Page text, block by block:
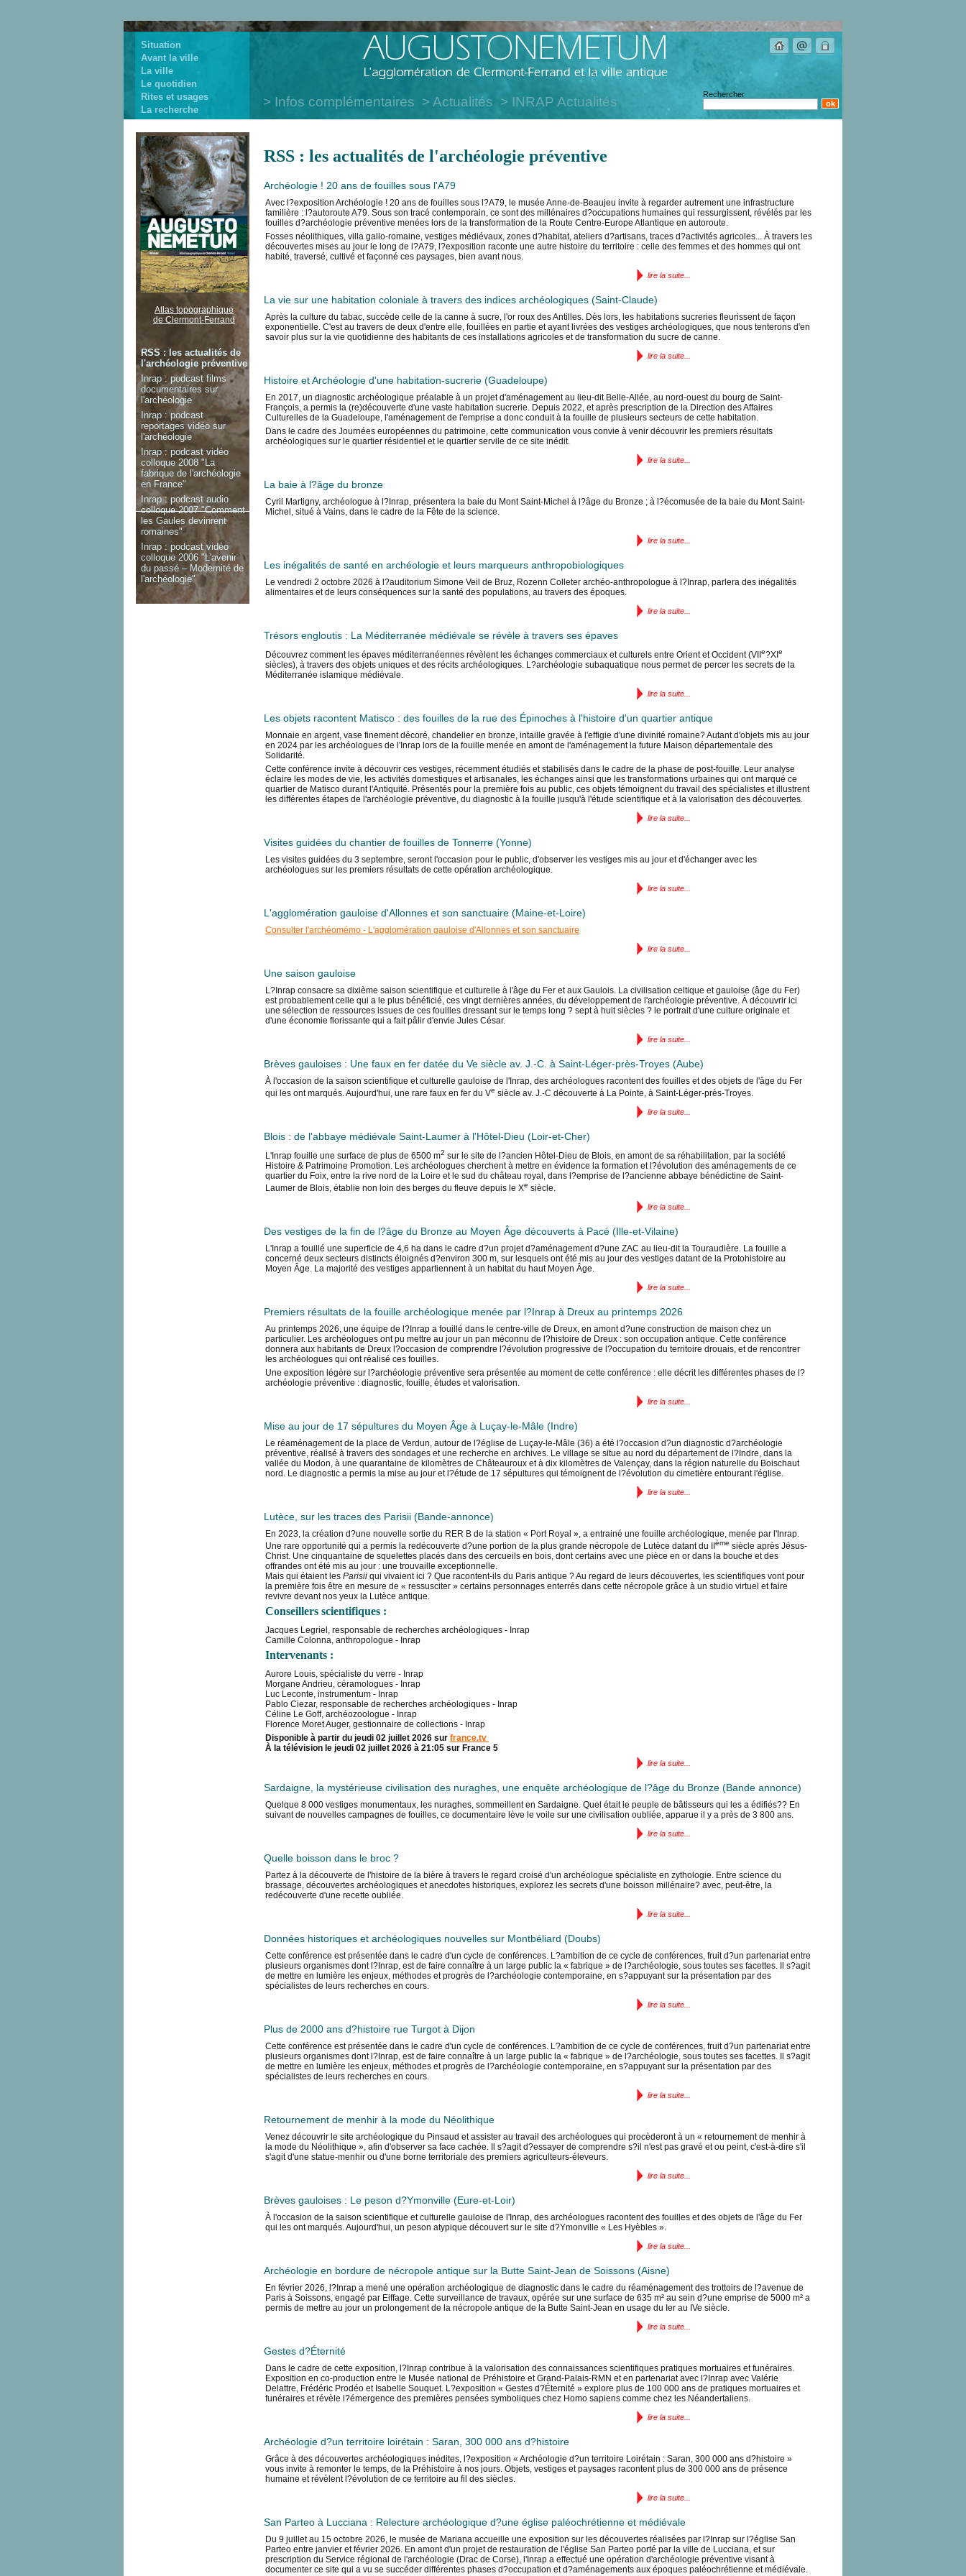
Situation
Avant la ville
La ville
Le quotidien
Rites et usages
La recherche
Rechercher
Infos complémentaires Actualités INRAP Actualités
RSS : les actualités de l'archéologie préventive
Archéologie ! 20 ans de fouilles sous l'A79
Avec l?exposition Archéologie ! 20 ans de fouilles sous l?A79, le musée Anne-de-Beaujeu invite à regarder autrement une infrastructure
familière : l?autoroute A79. Sous son tracé contemporain, ce sont des millénaires d?occupations humaines qui ressurgissent, révélés par les
fouilles d?archéologie préventive menées lors de la transformation de la Route Centre-Europe Atlantique en autoroute.
Fosses néolithiques, villa gallo-romaine, vestiges médiévaux, zones d?habitat, ateliers d?artisans, traces d?activités agricoles... À travers les
découvertes mises au jour le long de l?A79, l?exposition raconte une autre histoire du territoire : celle des femmes et des hommes qui ont
habité, traversé, cultivé et façonné ces paysages, bien avant nous.
lire la suite...
La vie sur une habitation coloniale à travers des indices archéologiques (Saint-Claude)
Après la culture du tabac, succède celle de la canne à sucre, l'or roux des Antilles. Dès lors, les habitations sucreries fleurissent de façon
exponentielle. C'est au travers de deux d'entre elle, fouillées en partie et ayant livrées des vestiges archéologiques, que nous tenterons d'en
savoir plus sur la vie quotidienne des habitants de ces installations agricoles et de transformation du sucre de canne.
lire la suite...
Histoire et Archéologie d'une habitation-sucrerie (Guadeloupe)
En 2017, un diagnostic archéologique préalable à un projet d'aménagement au lieu-dit Belle-Allée, au nord-ouest du bourg de Saint-
François, a permis la (re)découverte d'une vaste habitation sucrerie. Depuis 2022, et après prescription de la Direction des Affaires
Culturelles de la Guadeloupe, l'aménagement de l'emprise a donc conduit à la fouille de plusieurs secteurs de cette habitation.
Dans le cadre des Journées européennes du patrimoine, cette communication vous convie à venir découvrir les premiers résultats
archéologiques sur le quartier résidentiel et le quartier servile de ce site inédit.
lire la suite...
La baie à l?âge du bronze
Cyril Martigny, archéologue à l?Inrap, présentera la baie du Mont Saint-Michel à l?âge du Bronze ; à l?écomusée de la baie du Mont Saint-
Michel, situé à Vains, dans le cadre de la Fête de la science.
lire la suite...
Les inégalités de santé en archéologie et leurs marqueurs anthropobiologiques
Le vendredi 2 octobre 2026 à l?auditorium Simone Veil de Bruz, Rozenn Colleter archéo-anthropologue à l?Inrap, parlera des inégalités
alimentaires et de leurs conséquences sur la santé des populations, au travers des époques.
lire la suite...
Trésors engloutis : La Méditerranée médiévale se révèle à travers ses épaves
Découvrez comment les épaves méditerranéennes révèlent les échanges commerciaux et culturels entre Orient et Occident (VII e?XI e
siècles), à travers des objets uniques et des récits archéologiques. L?archéologie subaquatique nous permet de percer les secrets de la
Méditerranée islamique médiévale.
lire la suite...
Les objets racontent Matisco : des fouilles de la rue des Épinoches à l'histoire d'un quartier antique
Monnaie en argent, vase finement décoré, chandelier en bronze, intaille gravée à l'effigie d'une divinité romaine? Autant d'objets mis au jour
en 2024 par les archéologues de l'Inrap lors de la fouille menée en amont de l'aménagement la future Maison départementale des
Solidarité.
Cette conférence invite à découvrir ces vestiges, récemment étudiés et stabilisés dans le cadre de la phase de post-fouille. Leur analyse
éclaire les modes de vie, les activités domestiques et artisanales, les échanges ainsi que les transformations urbaines qui ont marqué ce
quartier de Matisco durant l'Antiquité. Présentés pour la première fois au public, ces objets témoignent du travail des spécialistes et illustrent
les différentes étapes de l'archéologie préventive, du diagnostic à la fouille jusqu'à l'étude scientifique et à la valorisation des découvertes.
lire la suite...
Visites guidées du chantier de fouilles de Tonnerre (Yonne)
Les visites guidées du 3 septembre, seront l'occasion pour le public, d'observer les vestiges mis au jour et d'échanger avec les
archéologues sur les premiers résultats de cette opération archéologique.
lire la suite...
L'agglomération gauloise d'Allonnes et son sanctuaire (Maine-et-Loire)
Consulter l'archéomémo - L'agglomération gauloise d'Allonnes et son sanctuaire
lire la suite...
Une saison gauloise
L?Inrap consacre sa dixième saison scientifique et culturelle à l'âge du Fer et aux Gaulois. La civilisation celtique et gauloise (âge du Fer)
est probablement celle qui a le plus bénéficié, ces vingt dernières années, du développement de l'archéologie préventive. À découvrir ici
une sélection de ressources issues de ces fouilles dressant sur le temps long ? sept à huit siècles ? le portrait d'une culture originale et
d'une économie florissante qui a fait pâlir d'envie Jules César.
lire la suite...
Brèves gauloises : Une faux en fer datée du Ve siècle av. J.-C. à Saint-Léger-près-Troyes (Aube)
À l'occasion de la saison scientifique et culturelle gauloise de l'Inrap, des archéologues racontent des fouilles et des objets de l'âge du Fer
qui les ont marqués. Aujourd'hui, une rare faux en fer du Ve siècle av. J.-C découverte à La Pointe, à Saint-Léger-près-Troyes.
lire la suite...
Blois : de l'abbaye médiévale Saint-Laumer à l'Hôtel-Dieu (Loir-et-Cher)
L'Inrap fouille une surface de plus de 6500 m2 sur le site de l?ancien Hôtel-Dieu de Blois, en amont de sa réhabilitation, par la société
Histoire & Patrimoine Promotion. Les archéologues cherchent à mettre en évidence la formation et l?évolution des aménagements de ce
quartier du Foix, entre la rive nord de la Loire et le sud du château royal, dans l?emprise de l?ancienne abbaye bénédictine de Saint-
Laumer de Blois, établie non loin des berges du fleuve depuis le Xe siècle.
lire la suite...
Des vestiges de la fin de l?âge du Bronze au Moyen Âge découverts à Pacé (Ille-et-Vilaine)
L'Inrap a fouillé une superficie de 4,6 ha dans le cadre d?un projet d?aménagement d?une ZAC au lieu-dit la Touraudière. La fouille a
concerné deux secteurs distincts éloignés d?environ 300 m, sur lesquels ont été mis au jour des vestiges datant de la Protohistoire au
Moyen Âge. La majorité des vestiges appartiennent à un habitat du haut Moyen Âge.
lire la suite...
Premiers résultats de la fouille archéologique menée par l?Inrap à Dreux au printemps 2026
Au printemps 2026, une équipe de l?Inrap a fouillé dans le centre-ville de Dreux, en amont d?une construction de maison chez un
particulier. Les archéologues ont pu mettre au jour un pan méconnu de l?histoire de Dreux : son occupation antique. Cette conférence
donnera aux habitants de Dreux l?occasion de comprendre l?évolution progressive de l?occupation du territoire drouais, et de rencontrer
les archéologues qui ont réalisé ces fouilles.
Une exposition légère sur l?archéologie préventive sera présentée au moment de cette conférence : elle décrit les différentes phases de l?
archéologie préventive : diagnostic, fouille, études et valorisation.
lire la suite...
Mise au jour de 17 sépultures du Moyen Âge à Luçay-le-Mâle (Indre)
Le réaménagement de la place de Verdun, autour de l?église de Luçay-le-Mâle (36) a été l?occasion d?un diagnostic d?archéologie
préventive, réalisé à travers des sondages et une recherche en archives. Le village se situe au nord du département de l?Indre, dans la
vallée du Modon, à une quarantaine de kilomètres de Châteauroux et à dix kilomètres de Valençay, dans la région naturelle du Boischaut
nord. Le diagnostic a permis la mise au jour et l?étude de 17 sépultures qui témoignent de l?évolution du cimetière entourant l'église.
lire la suite...
Lutèce, sur les traces des Parisii (Bande-annonce)
En 2023, la création d?une nouvelle sortie du RER B de la station « Port Royal », a entrainé une fouille archéologique, menée par l'Inrap.
Une rare opportunité qui a permis la redécouverte d?une portion de la plus grande nécropole de Lutèce datant du II
ème siècle après Jésus-
Christ. Une cinquantaine de squelettes placés dans des cercueils en bois, dont certains avec une pièce en or dans la bouche et des
offrandes ont été mis au jour : une trouvaille exceptionnelle.
Mais qui étaient les Parisii qui vivaient ici ? Que racontent-ils du Paris antique ? Au regard de leurs découvertes, les scientifiques vont pour
la première fois être en mesure de « ressusciter » certains personnages enterrés dans cette nécropole grâce à un studio virtuel et faire
revivre devant nos yeux la Lutèce antique.
Conseillers scientifiques :
Jacques Legriel, responsable de recherches archéologiques - Inrap
Camille Colonna, anthropologue - Inrap
Intervenants :
Aurore Louis, spécialiste du verre - Inrap
Morgane Andrieu, céramologues - Inrap
Luc Leconte, instrumentum - Inrap
Pablo Ciezar, responsable de recherches archéologiques - Inrap
Céline Le Goff, archéozoologue - Inrap
Florence Moret Auger, gestionnaire de collections - Inrap
Disponible à partir du jeudi 02 juillet 2026 sur france.tv
À la télévision le jeudi 02 juillet 2026 à 21:05 sur France 5
lire la suite...
Sardaigne, la mystérieuse civilisation des nuraghes, une enquête archéologique de l?âge du Bronze (Bande annonce)
Quelque 8 000 vestiges monumentaux, les nuraghes, sommeillent en Sardaigne. Quel était le peuple de bâtisseurs qui les a édifiés?? En
suivant de nouvelles campagnes de fouilles, ce documentaire lève le voile sur une civilisation oubliée, apparue il y a près de 3 800 ans.
lire la suite...
Quelle boisson dans le broc ?
Partez à la découverte de l'histoire de la bière à travers le regard croisé d'un archéologue spécialiste en zythologie. Entre science du
brassage, découvertes archéologiques et anecdotes historiques, explorez les secrets d'une boisson millénaire? avec, peut-être, la
redécouverte d'une recette oubliée.
lire la suite...
Données historiques et archéologiques nouvelles sur Montbéliard (Doubs)
Cette conférence est présentée dans le cadre d'un cycle de conférences. L?ambition de ce cycle de conférences, fruit d?un partenariat entre
plusieurs organismes dont l?Inrap, est de faire connaître à un large public la « fabrique » de l?archéologie, sous toutes ses facettes. Il s?agit
de mettre en lumière les enjeux, méthodes et progrès de l?archéologie contemporaine, en s?appuyant sur la présentation par des
spécialistes de leurs recherches en cours.
lire la suite...
Plus de 2000 ans d?histoire rue Turgot à Dijon
Cette conférence est présentée dans le cadre d'un cycle de conférences. L?ambition de ce cycle de conférences, fruit d?un partenariat entre
plusieurs organismes dont l?Inrap, est de faire connaître à un large public la « fabrique » de l?archéologie, sous toutes ses facettes. Il s?agit
de mettre en lumière les enjeux, méthodes et progrès de l?archéologie contemporaine, en s?appuyant sur la présentation par des
spécialistes de leurs recherches en cours.
lire la suite...
Retournement de menhir à la mode du Néolithique
Venez découvrir le site archéologique du Pinsaud et assister au travail des archéologues qui procèderont à un « retournement de menhir à
la mode du Néolithique », afin d'observer sa face cachée. Il s?agit d?essayer de comprendre s?il n'est pas gravé et ou peint, c'est-à-dire s'il
s'agit d'une statue-menhir ou d'une borne territoriale des premiers agriculteurs-éleveurs.
lire la suite...
Brèves gauloises : Le peson d?Ymonville (Eure-et-Loir)
À l'occasion de la saison scientifique et culturelle gauloise de l'Inrap, des archéologues racontent des fouilles et des objets de l'âge du Fer
qui les ont marqués. Aujourd'hui, un peson atypique découvert sur le site d?Ymonville « Les Hyèbles ».
lire la suite...
Archéologie en bordure de nécropole antique sur la Butte Saint-Jean de Soissons (Aisne)
En février 2026, l?Inrap a mené une opération archéologique de diagnostic dans le cadre du réaménagement des trottoirs de l?avenue de
Paris à Soissons, engagé par Eiffage. Cette surveillance de travaux, opérée sur une surface de 635 m² au sein d?une emprise de 5000 m² a
permis de mettre au jour un prolongement de la nécropole antique de la Butte Saint-Jean en usage du Ier au IVe siècle.
lire la suite...
Gestes d?Éternité
Dans le cadre de cette exposition, l?Inrap contribue à la valorisation des connaissances scientifiques pratiques mortuaires et funéraires.
Exposition en co-production entre le Musée national de Préhistoire et Grand-Palais-RMN et en partenariat avec l?Inrap avec Valérie
Delattre, Frédéric Prodéo et Isabelle Souquet. L?exposition « Gestes d?Éternité » explore plus de 100 000 ans de pratiques mortuaires et
funéraires et révèle l?émergence des premières pensées symboliques chez Homo sapiens comme chez les Néandertaliens.
lire la suite...
Archéologie d?un territoire loirétain : Saran, 300 000 ans d?histoire
Grâce à des découvertes archéologiques inédites, l?exposition « Archéologie d?un territoire Loirétain : Saran, 300 000 ans d?histoire »
vous invite à remonter le temps, de la Préhistoire à nos jours. Objets, vestiges et paysages racontent plus de 300 000 ans de présence
humaine et révèlent l?évolution de ce territoire au fil des siècles.
lire la suite...
San Parteo à Lucciana : Relecture archéologique d?une église paléochrétienne et médiévale
Du 9 juillet au 15 octobre 2026, le musée de Mariana accueille une exposition sur les découvertes réalisées par l?Inrap sur l?église San
Parteo entre janvier et février 2026. En amont d'un projet de restauration de l'église San Parteo porté par la ville de Lucciana, et sur
prescription du Service régional de l'archéologie (Drac de Corse), l'Inrap a effectué une opération d'archéologie préventive visant à
documenter ce site qui a vu se succéder différentes phases d?occupation et d?aménagements aux époques paléochrétienne et médiévale.
Atlas topographique
de Clermont-Ferrand
RSS : les actualités de
l'archéologie préventive
Inrap : podcast films
documentaires sur
l'archéologie
Inrap : podcast
reportages vidéo sur
l'archéologie
Inrap : podcast vidéo
colloque 2008 "La
fabrique de l'archéologie
en France"
Inrap : podcast audio
colloque 2007 "Comment
les Gaules devinrent
romaines"
Inrap : podcast vidéo
colloque 2006 "L'avenir
du passé – Modernité de
l'archéologie"